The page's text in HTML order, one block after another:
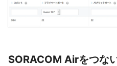
SORACOM Airをつな